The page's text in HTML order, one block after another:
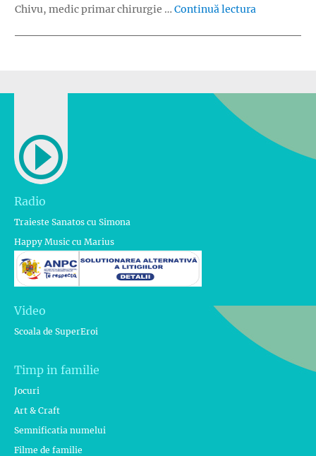
Chivu, medic primar chirurgie … Continuă lectura
Radio
Traieste Sanatos cu Simona
Happy Music cu Marius
Video
Scoala de SuperEroi
Timp in familie
Jocuri
Art & Craft
Semnificatia numelui
Filme de familie